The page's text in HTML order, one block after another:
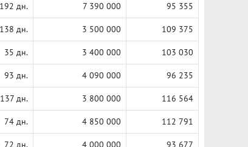
192 дн. 7 390 000 95 355
138 дн. 3 500 000 109 375
35 дн. 3 400 000 103 030
93 дн. 4 090 000 96 235
137 дн. 3 800 000 116 564
74 дн. 4 850 000 112 791
72 дн. 4 000 000 93 677